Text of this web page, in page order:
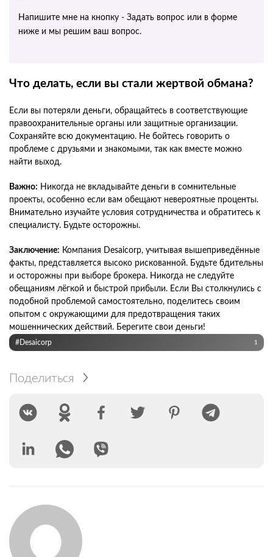
Напишите мне на кнопку - Задать вопрос или в форме
ниже и мы решим ваш вопрос.
Что делать, если вы стали жертвой обмана?
Если вы потеряли деньги, обращайтесь в соответствующие
правоохранительные органы или защитные организации.
Сохраняйте всю документацию. Не бойтесь говорить о
проблеме с друзьями и знакомыми, так как вместе можно
найти выход.
Важно: Никогда не вкладывайте деньги в сомнительные
проекты, особенно если вам обещают невероятные проценты.
Внимательно изучайте условия сотрудничества и обратитесь к
специалисту. Будьте осторожны.
Заключение: Компания Desaicorp, учитывая вышеприведённые
факты, представляется высоко рискованной. Будьте бдительны
и осторожны при выборе брокера. Никогда не следуйте
обещаниям лёгкой и быстрой прибыли. Если Вы столкнулись с
подобной проблемой самостоятельно, поделитесь своим
опытом с окружающими для предотвращения таких
мошеннических действий. Берегите свои деньги!
#Desaicorp 1
Поделиться